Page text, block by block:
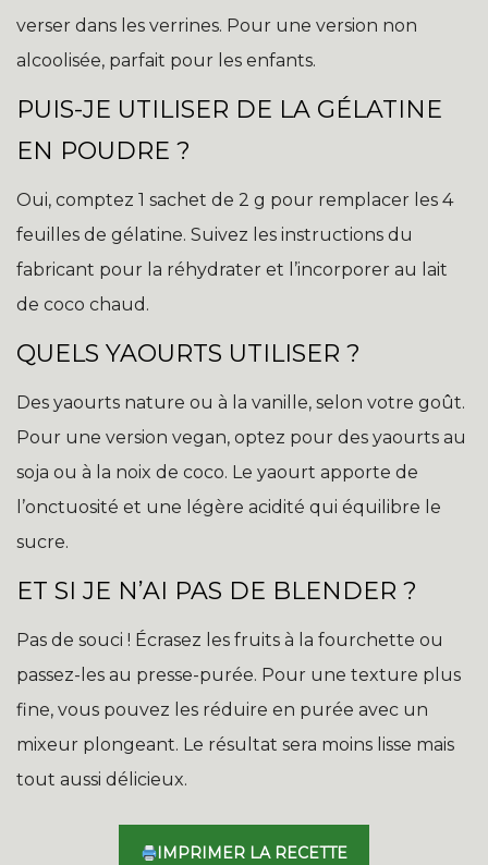
verser dans les verrines. Pour une version non
alcoolisée, parfait pour les enfants.
PUIS-JE UTILISER DE LA GÉLATINE
EN POUDRE ?
Oui, comptez 1 sachet de 2 g pour remplacer les 4
feuilles de gélatine. Suivez les instructions du
fabricant pour la réhydrater et l’incorporer au lait
de coco chaud.
QUELS YAOURTS UTILISER ?
Des yaourts nature ou à la vanille, selon votre goût.
Pour une version vegan, optez pour des yaourts au
soja ou à la noix de coco. Le yaourt apporte de
l’onctuosité et une légère acidité qui équilibre le
sucre.
ET SI JE N’AI PAS DE BLENDER ?
Pas de souci ! Écrasez les fruits à la fourchette ou
passez-les au presse-purée. Pour une texture plus
fine, vous pouvez les réduire en purée avec un
mixeur plongeant. Le résultat sera moins lisse mais
tout aussi délicieux.
IMPRIMER LA RECETTE